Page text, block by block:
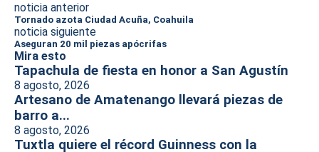
noticia anterior
Tornado azota Ciudad Acuña, Coahuila
noticia siguiente
Aseguran 20 mil piezas apócrifas
Mira esto
Tapachula de fiesta en honor a San Agustín
8 agosto, 2026
Artesano de Amatenango llevará piezas de
barro a...
8 agosto, 2026
Tuxtla quiere el récord Guinness con la